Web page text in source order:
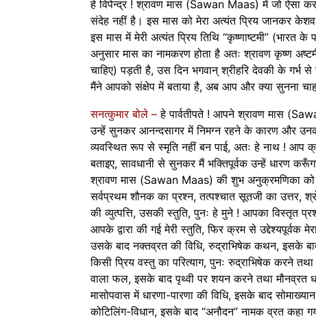
हे विपेन्द्र ! श्रावण मास (Sawan Maas) में जो ऐसा
संदेह नहीं है। इस मास को मेरा अत्यंत प्रिय जानकर केशव
इस मास में मेरी अत्यंत प्रिय तिथि “कृष्णाष्टमी” (भारत के
अनुसार मास का नामकरण होता है अतः श्रावण कृष्ण
चाहिए) पड़ती है, उस दिन भगवान् श्रीहरि देवकी के गर्भ
मैंने आपको संक्षेप में बताया है, अब आप और क्या सुनना
सनत्कुमार बोले – हे पार्वतीपते ! आपने श्रावण मास
उन्हें सुनकर आनन्दसागर में निमग्न रहने के कारण और
व्यवस्थित रूप से स्मृति नहीं बन पाई, अतः हे नाथ ! आप
बताइए, सावधानी से सुनकर मैं भक्तिपूर्वक उन्हें धारण
श्रावण मास (Sawan Maas) की शुभ अनुक्रमणिका को
सर्वप्रथम शौनक का प्रश्न, तत्पश्चात सूतजी का उत्तर,
की व्युत्पत्ति, उसकी स्तुति, पुनः हे मुने ! आपका विस्तृत
आपके द्वारा की गई मेरी स्तुति, फिर क्रम से उद्देश्यपूर्वक
उसके बाद नक्तव्रत की विधि, रुद्राभिषेक कथन, इसके बाद
किसी प्रिय वस्तु का परित्याग, पुनः रुद्राभिषेक करने
वाला फल, इसके बाद पृथ्वी पर शयन करने तथा मौनव्रत
मासोपवास में धारणा-पारणा की विधि, इसके बाद सोमाख्यान
कोटिलिंग-विधान, इसके बाद “अनौदन” नामक व्रत कहा